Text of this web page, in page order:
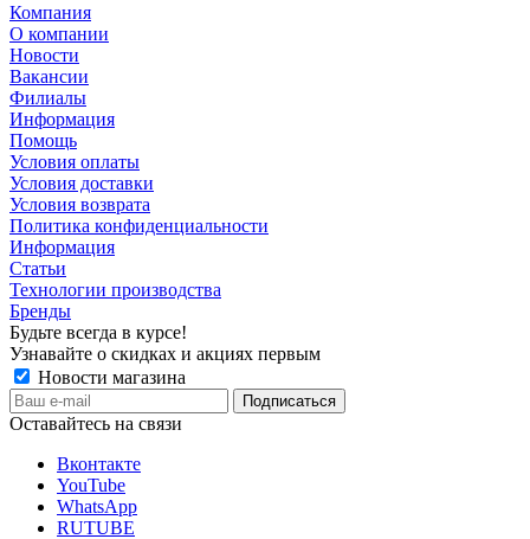
Компания
О компании
Новости
Вакансии
Филиалы
Информация
Помощь
Условия оплаты
Условия доставки
Условия возврата
Политика конфиденциальности
Информация
Статьи
Технологии производства
Бренды
Будьте всегда в курсе!
Узнавайте о скидках и акциях первым
Новости магазина
Оставайтесь на связи
Вконтакте
YouTube
WhatsApp
RUTUBE